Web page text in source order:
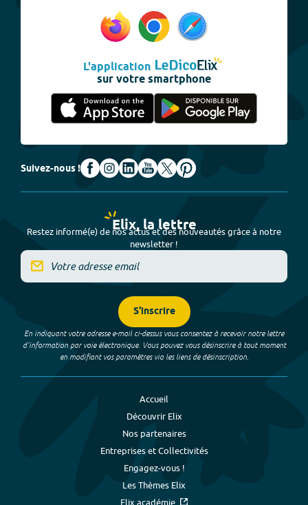
L'application
sur votre smartphone
Suivez-nous !
Elix, la lettre
Restez informé(e) de nos actus et des nouveautés grâce à notre
newsletter !
S'inscrire
En indiquant votre adresse e-mail ci-dessus vous consentez à recevoir notre lettre
d’information par voie électronique. Vous pouvez vous désinscrire à tout moment
en modifiant vos paramètres via les liens de désinscription.
Accueil
Découvrir Elix
Nos partenaires
Entreprises et Collectivités
Engagez-vous !
Les Thèmes Elix
Elix académie